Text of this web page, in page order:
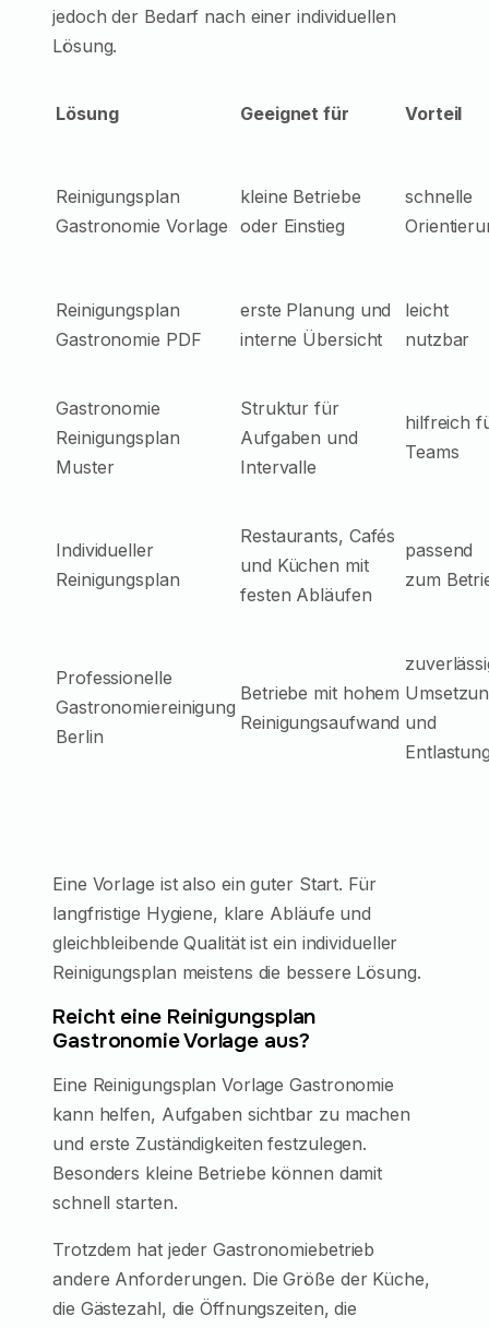
jedoch der Bedarf nach einer individuellen
Lösung.
Lösung Geeignet für Vorteil
Reinigungsplan
Gastronomie Vorlage
kleine Betriebe
oder Einstieg
schnelle
Reinigungsplan
Gastronomie PDF
erste Planung und
interne Übersicht
leicht
nutzbar
Gastronomie
Reinigungsplan
Muster
Struktur für
Aufgaben und
Intervalle
hilfreich
Teams
Individueller
Reinigungsplan
Restaurants, Cafés
und Küchen mit
festen Abläufen
passend
zum
Professionelle
Gastronomiereinigung
Berlin
Betriebe mit hohem
Reinigungsaufwand und
Eine Vorlage ist also ein guter Start. Für
langfristige Hygiene, klare Abläufe und
gleichbleibende Qualität ist ein individueller
Reinigungsplan meistens die bessere Lösung.
Reicht eine Reinigungsplan
Gastronomie Vorlage aus?
Eine Reinigungsplan Vorlage Gastronomie
kann helfen, Aufgaben sichtbar zu machen
und erste Zuständigkeiten festzulegen.
Besonders kleine Betriebe können damit
schnell starten.
Trotzdem hat jeder Gastronomiebetrieb
andere Anforderungen. Die Größe der Küche,
die Gästezahl, die Öffnungszeiten, die